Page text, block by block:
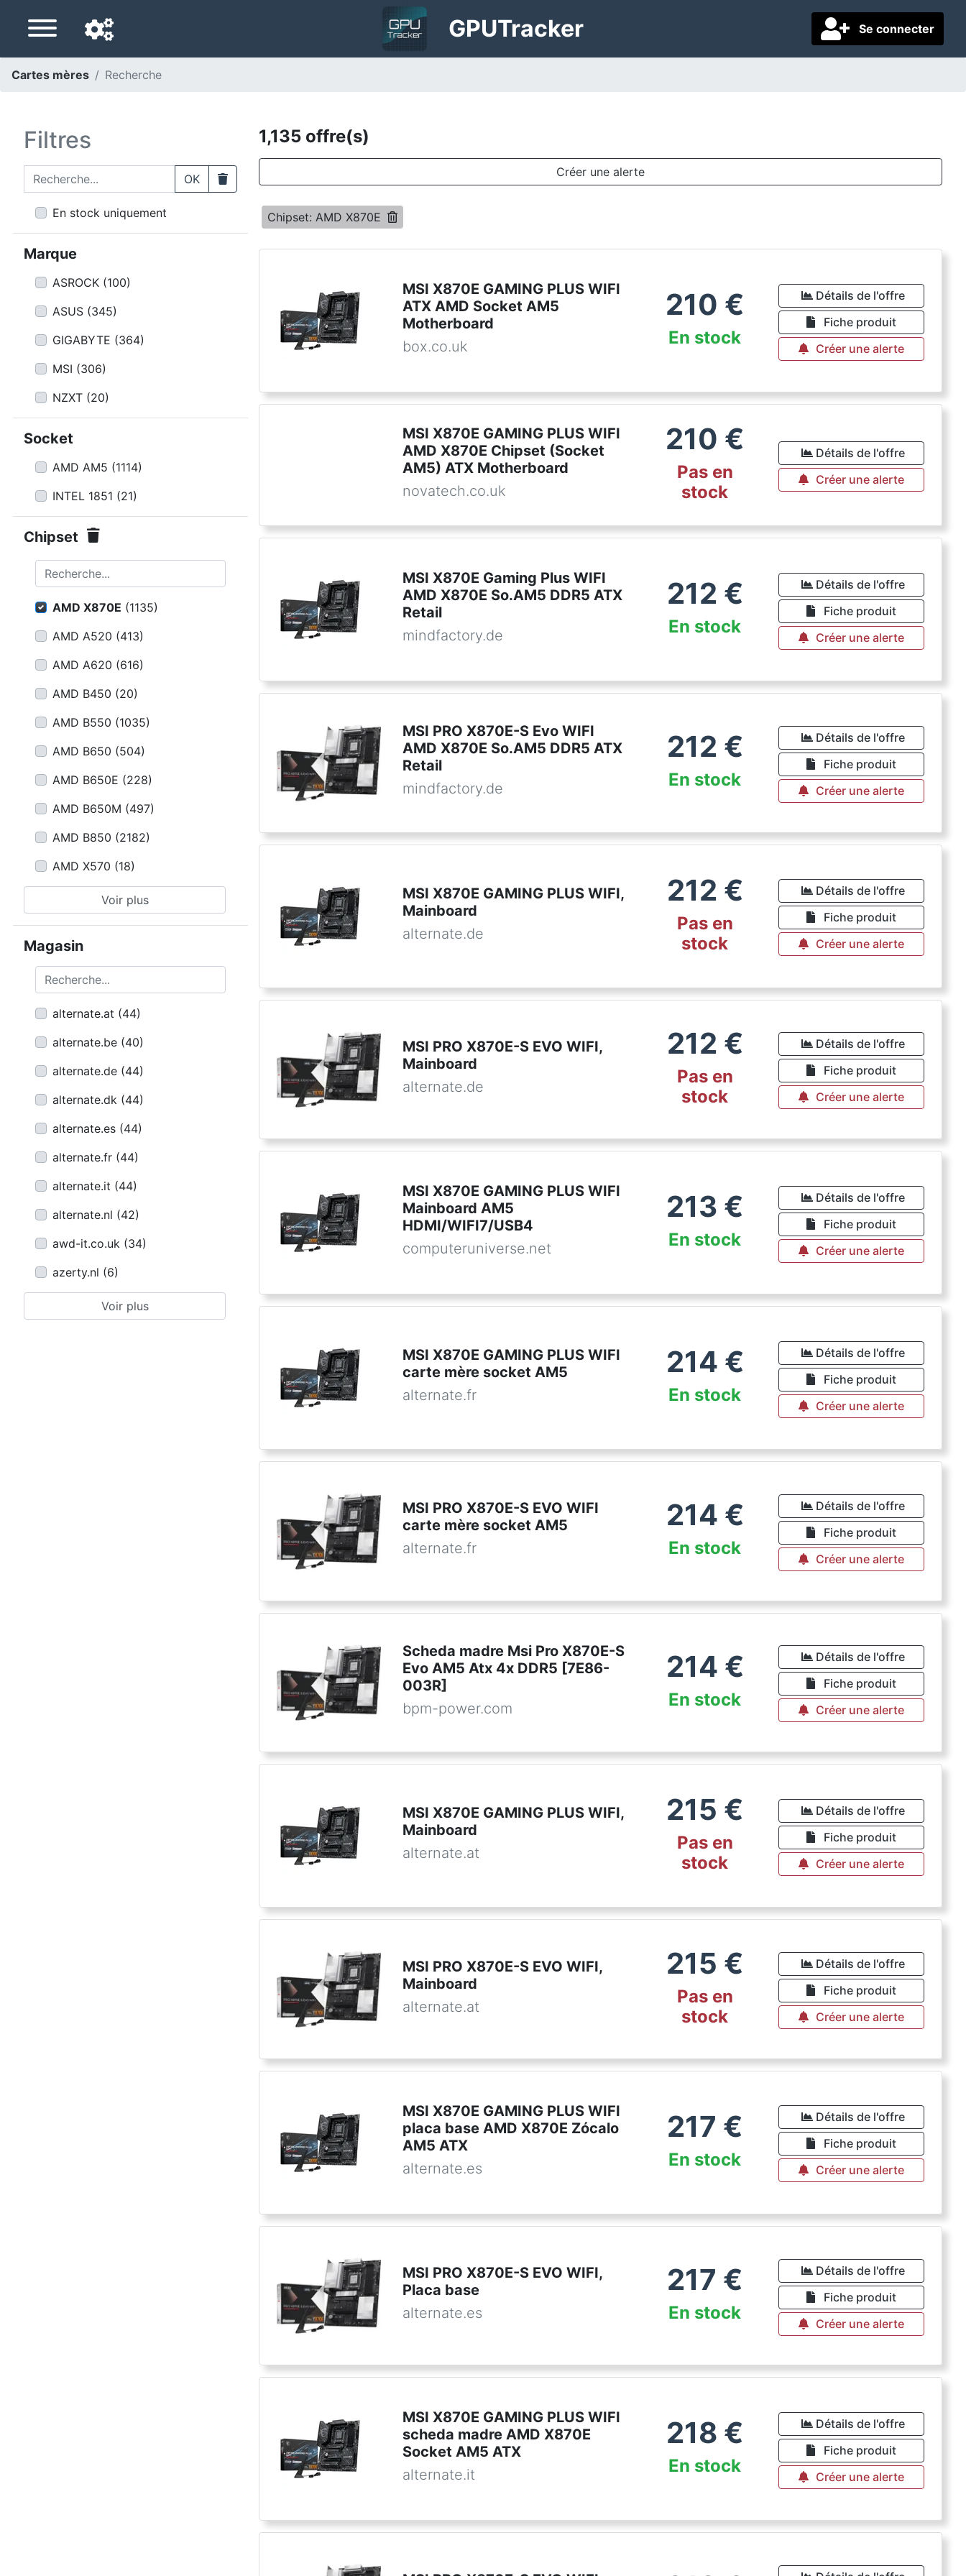
Se connecter
GPUTracker
Pays de livraison
Accueil
Baisses de prix
Paramètres
Soutenez-nous
Contactez-nous
Cartes mères Recherche
Filtres
Recherche... OK Clear
En stock uniquement
Marque
ASROCK (100)
ASUS (345)
GIGABYTE (364)
MSI (306)
NZXT (20)
Socket
AMD AM5 (1114)
INTEL 1851 (21)
Chipset
Recherche...
AMD X870E (1135)
AMD A520 (413)
AMD A620 (616)
AMD B450 (20)
AMD B550 (1035)
AMD B650 (504)
AMD B650E (228)
AMD B650M (497)
AMD B850 (2182)
AMD X570 (18)
Voir plus
Magasin
Recherche...
alternate.at (44)
alternate.be (40)
alternate.de (44)
alternate.dk (44)
alternate.es (44)
alternate.fr (44)
alternate.it (44)
alternate.nl (42)
awd-it.co.uk (34)
azerty.nl (6)
Voir plus
1,135 offre(s)
Créer une alerte
Chipset: AMD X870E
MSI X870E GAMING PLUS WIFI
ATX AMD Socket AM5
Motherboard
box.co.uk
210 €
En stock
Détails de l'offre
Fiche produit
Créer une alerte
MSI X870E GAMING PLUS WIFI
AMD X870E Chipset (Socket
AM5) ATX Motherboard
novatech.co.uk
210 €
Pas en
stock
Détails de l'offre
Créer une alerte
MSI X870E Gaming Plus WIFI
AMD X870E So.AM5 DDR5 ATX
Retail
mindfactory.de
212 €
En stock
Détails de l'offre
Fiche produit
Créer une alerte
MSI PRO X870E-S Evo WIFI
AMD X870E So.AM5 DDR5 ATX
Retail
mindfactory.de
212 €
En stock
Détails de l'offre
Fiche produit
Créer une alerte
MSI X870E GAMING PLUS WIFI,
Mainboard
alternate.de
212 €
Pas en
stock
Détails de l'offre
Fiche produit
Créer une alerte
MSI PRO X870E-S EVO WIFI,
Mainboard
alternate.de
212 €
Pas en
stock
Détails de l'offre
Fiche produit
Créer une alerte
MSI X870E GAMING PLUS WIFI
Mainboard AM5
HDMI/WIFI7/USB4
computeruniverse.net
213 €
En stock
Détails de l'offre
Fiche produit
Créer une alerte
MSI X870E GAMING PLUS WIFI
carte mère socket AM5
alternate.fr
214 €
En stock
Détails de l'offre
Fiche produit
Créer une alerte
MSI PRO X870E-S EVO WIFI
carte mère socket AM5
alternate.fr
214 €
En stock
Détails de l'offre
Fiche produit
Créer une alerte
Scheda madre Msi Pro X870E-S
Evo AM5 Atx 4x DDR5 [7E86-
003R]
bpm-power.com
214 €
En stock
Détails de l'offre
Fiche produit
Créer une alerte
MSI X870E GAMING PLUS WIFI,
Mainboard
alternate.at
215 €
Pas en
stock
Détails de l'offre
Fiche produit
Créer une alerte
MSI PRO X870E-S EVO WIFI,
Mainboard
alternate.at
215 €
Pas en
stock
Détails de l'offre
Fiche produit
Créer une alerte
MSI X870E GAMING PLUS WIFI
placa base AMD X870E Zócalo
AM5 ATX
alternate.es
217 €
En stock
Détails de l'offre
Fiche produit
Créer une alerte
MSI PRO X870E-S EVO WIFI,
Placa base
alternate.es
217 €
En stock
Détails de l'offre
Fiche produit
Créer une alerte
MSI X870E GAMING PLUS WIFI
scheda madre AMD X870E
Socket AM5 ATX
alternate.it
218 €
En stock
Détails de l'offre
Fiche produit
Créer une alerte